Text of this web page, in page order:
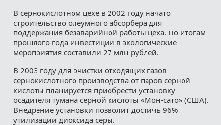
В сернокислотном цехе в 2002 году начато
строительство олеумного абсорбера для
поддержания безаварийной работы цеха. По итогам
прошлого года инвестиции в экологические
мероприятия составили 27 млн рублей.
В 2003 году для очистки отходящих газов
сернокислотного производства от паров серной
кислоты планируется приобрести установку
осадителя тумана серной кислоты «Мон-сато» (США).
Внедрение установки позволит достичь 96%
утилизации диоксида серы.